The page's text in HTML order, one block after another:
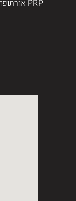
PRP אורתופדי